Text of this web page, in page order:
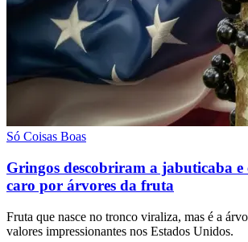
Só Coisas Boas
Gringos descobriram a jabuticaba e
caro por árvores da fruta
Fruta que nasce no tronco viraliza, mas é a
valores impressionantes nos Estados Unidos.